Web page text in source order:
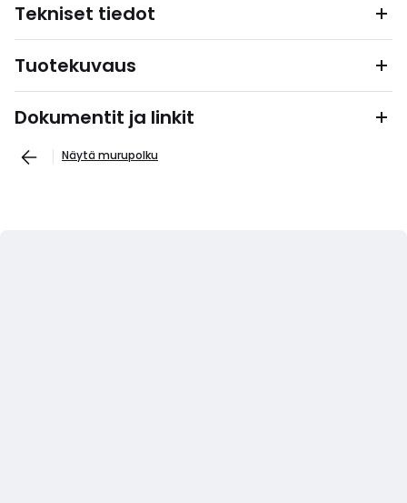
Tekniset tiedot
Tuotekuvaus
Dokumentit ja linkit
Näytä murupolku